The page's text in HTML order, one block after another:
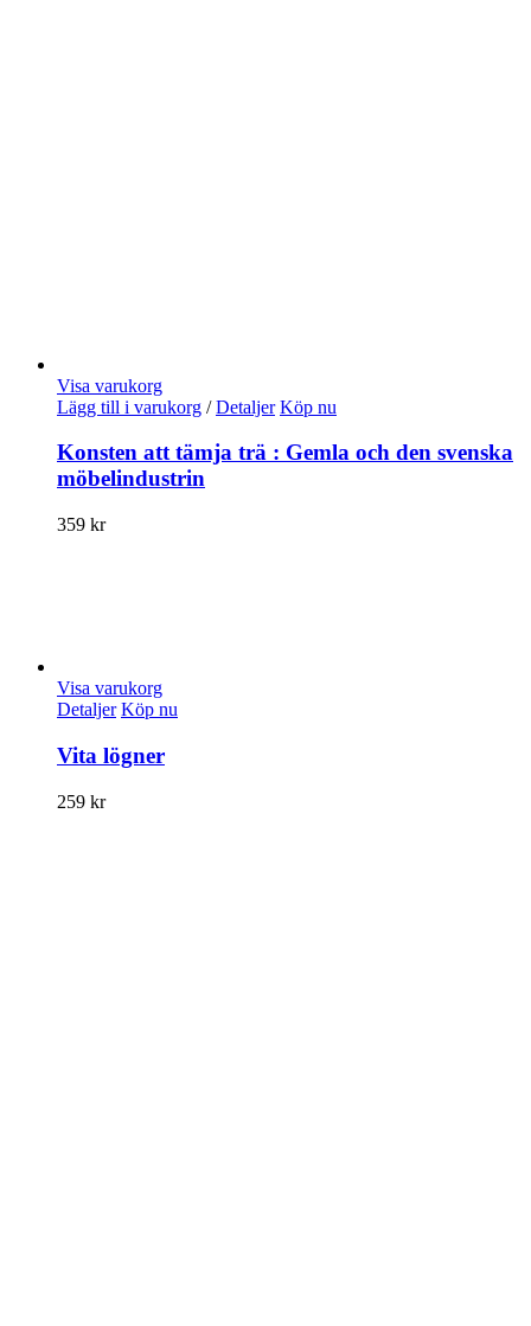
Visa varukorg
Lägg till i varukorg / Detaljer Köp nu
Konsten att tämja trä : Gemla och den svenska
möbelindustrin
359 kr
Visa varukorg
Detaljer Köp nu
Vita lögner
259 kr